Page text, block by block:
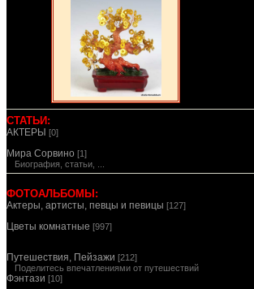
СТАТЬИ:
АКТЕРЫ [0]
Мира Сорвино [1]
Биография, статьи, ...
ФОТОАЛЬБОМЫ:
Актеры, артисты, певцы и певицы [127]
Цветы комнатные [997]
Путешествия, Пейзажи [212]
Поделитесь впечатлениями от путешествий
Фэнтази [10]